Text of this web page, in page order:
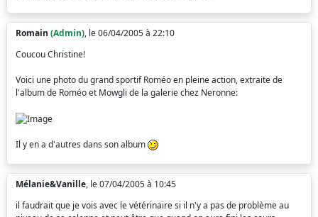
Romain (Admin), le 06/04/2005 à 22:10
Coucou Christine!
Voici une photo du grand sportif Roméo en pleine action, extraite de
l'album de Roméo et Mowgli de la galerie chez Neronne:
Il y en a d'autres dans son album
Mélanie&Vanille, le 07/04/2005 à 10:45
il faudrait que je vois avec le vétérinaire si il n'y a pas de problème au